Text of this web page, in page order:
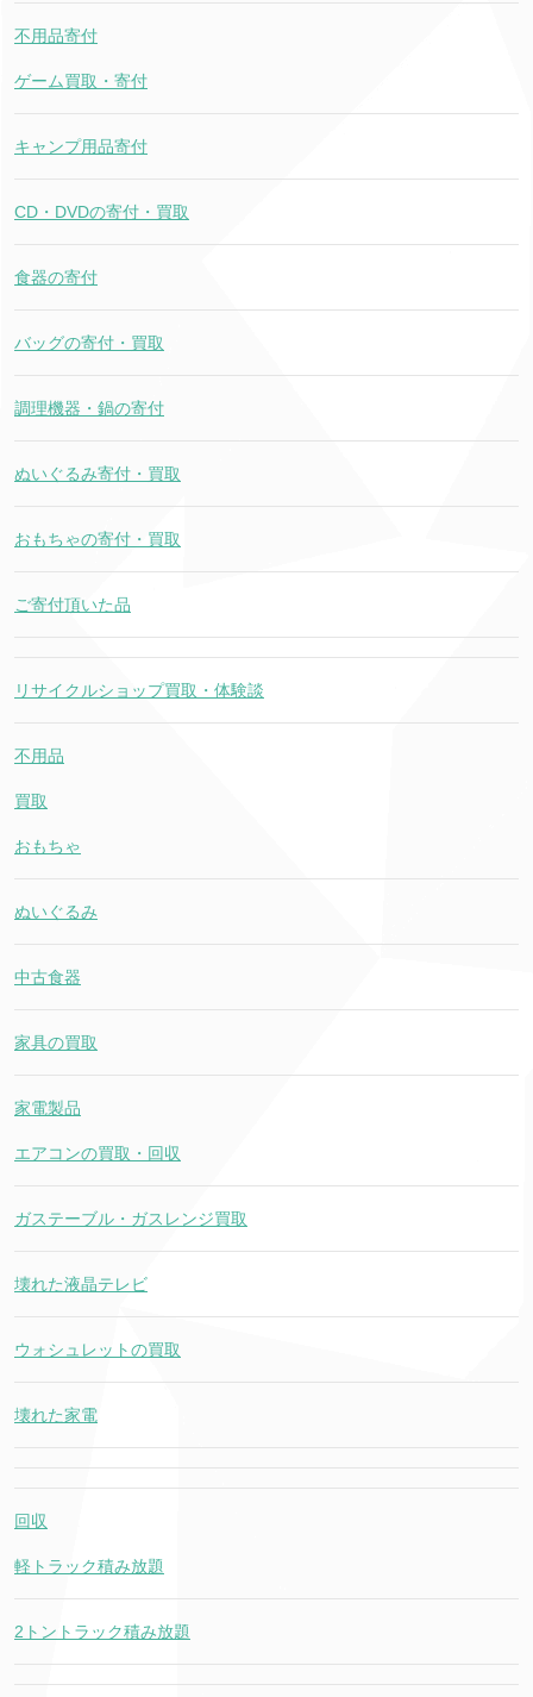
不用品寄付
ゲーム買取・寄付
キャンプ用品寄付
CD・DVDの寄付・買取
食器の寄付
バッグの寄付・買取
調理機器・鍋の寄付
ぬいぐるみ寄付・買取
おもちゃの寄付・買取
ご寄付頂いた品
リサイクルショップ買取・体験談
不用品
買取
おもちゃ
ぬいぐるみ
中古食器
家具の買取
家電製品
エアコンの買取・回収
ガステーブル・ガスレンジ買取
壊れた液晶テレビ
ウォシュレットの買取
壊れた家電
回収
軽トラック積み放題
2トントラック積み放題